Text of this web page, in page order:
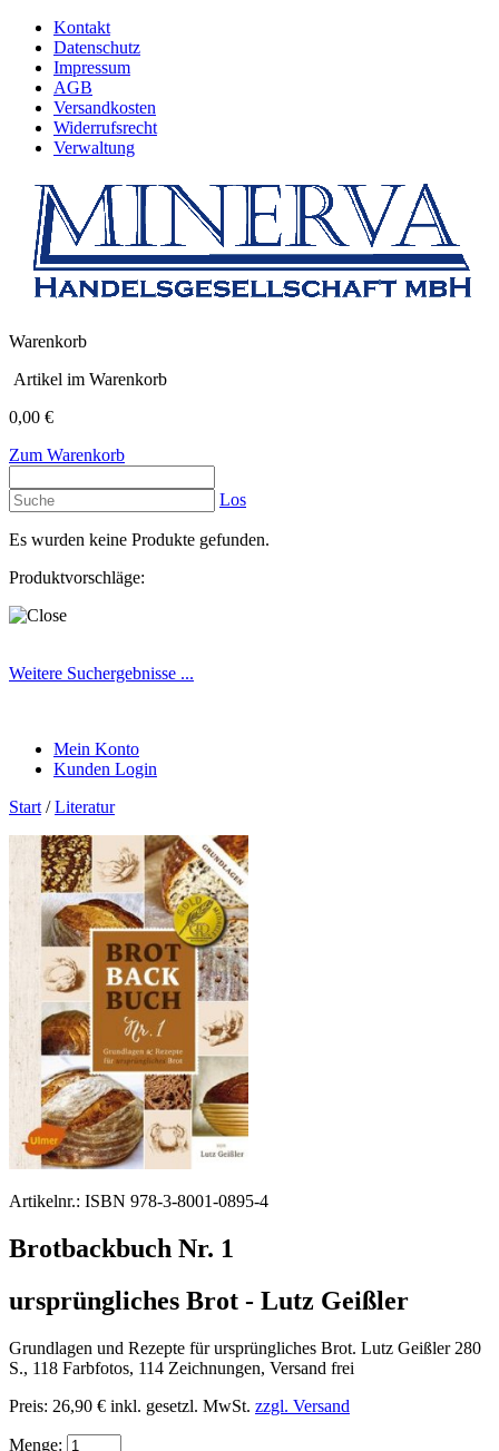
Kontakt
Datenschutz
Impressum
AGB
Versandkosten
Widerrufsrecht
Verwaltung
Warenkorb
Artikel im Warenkorb
0,00 €
Zum Warenkorb
Los
Es wurden keine Produkte gefunden.
Produktvorschläge:
Weitere Suchergebnisse ...
Mein Konto
Kunden Login
Start /Literatur
Artikelnr.: ISBN 978-3-8001-0895-4
Brotbackbuch Nr. 1
ursprüngliches Brot - Lutz Geißler
Grundlagen und Rezepte für ursprüngliches Brot. Lutz Geißler 280
S., 118 Farbfotos, 114 Zeichnungen, Versand frei
Preis: 26,90 € inkl. gesetzl. MwSt. zzgl. Versand
Menge: